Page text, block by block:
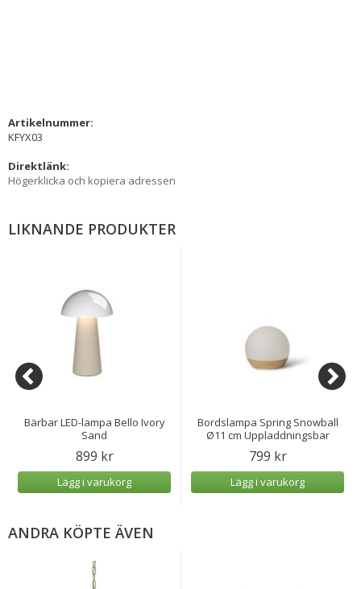
Artikelnummer:
KFYX03
Direktlänk:
Högerklicka och kopiera adressen
LIKNANDE PRODUKTER
Bärbar LED-lampa Bello Ivory
Sand
899 kr
Lägg i varukorg
Bordslampa Spring Snowball
Ø11 cm Uppladdningsbar
799 kr
Lägg i varukorg
ANDRA KÖPTE ÄVEN